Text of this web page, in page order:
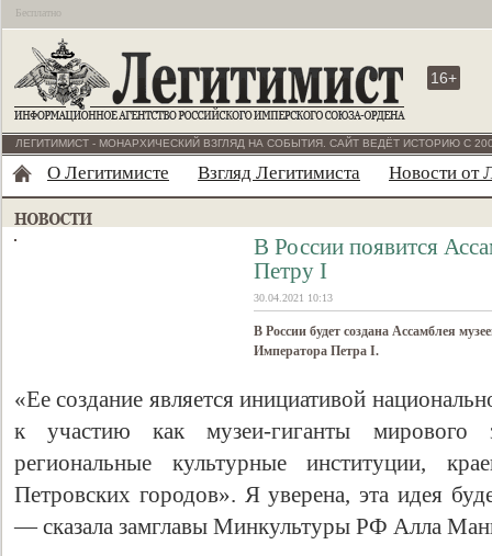
Бесплатно
16+
ЛЕГИТИМИСТ - МОНАРХИЧЕСКИЙ ВЗГЛЯД НА СОБЫТИЯ. САЙТ ВЕДЁТ ИСТОРИЮ С
О Легитимисте Взгляд Легитимиста Новости от
В России появится
Петру I
30.04.2021 10:13
В России будет создана Ассамблея
Императора Петра I.
«Ее создание является инициативой
к участию как музеи-гиганты мирового
региональные культурные институции,
Петровских городов». Я уверена, эта идея
— сказала замглавы Минкультуры РФ Алла